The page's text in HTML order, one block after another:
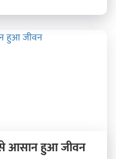
से आसान हुआ जीवन